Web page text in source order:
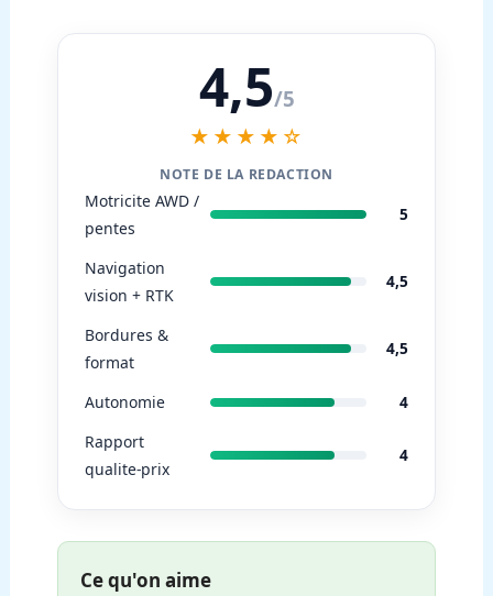
4,5/5
★★★★☆
NOTE DE LA REDACTION
Motricite AWD /
pentes
5
Navigation
vision + RTK
4,5
Bordures &
format
4,5
Autonomie
4
Rapport
qualite-prix
4
Ce qu'on aime